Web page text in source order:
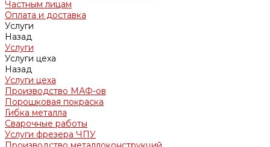
Частным лицам
Оплата и доставка
Услуги
Назад
Услуги
Услуги цеха
Назад
Услуги цеха
Производство МАФ-ов
Порошковая покраска
Гибка металла
Сварочные работы
Услуги фрезера ЧПУ